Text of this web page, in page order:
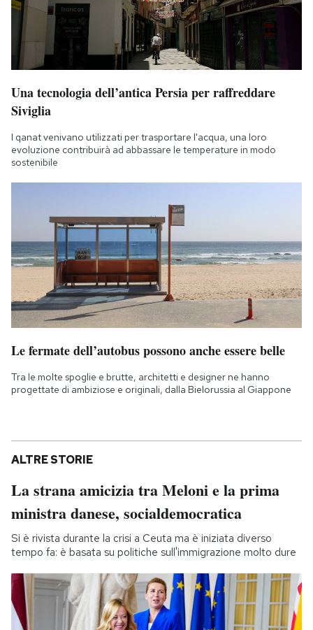
Una tecnologia dell’antica Persia per raffreddare
Siviglia
I qanat venivano utilizzati per trasportare l'acqua, una loro
evoluzione contribuirà ad abbassare le temperature in modo
sostenibile
Le fermate dell’autobus possono anche essere belle
Tra le molte spoglie e brutte, architetti e designer ne hanno
progettate di ambiziose e originali, dalla Bielorussia al Giappone
ALTRE STORIE
La strana amicizia tra Meloni e la prima
ministra danese, socialdemocratica
Si è rivista durante la crisi a Ceuta ma è iniziata diverso
tempo fa: è basata su politiche sull'immigrazione molto dure